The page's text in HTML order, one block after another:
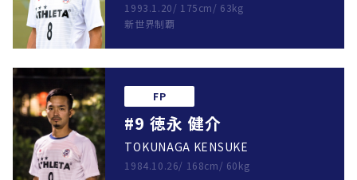
1993.1.20/ 175cm/ 63kg
新世界制覇
FP
#9 徳永 健介
TOKUNAGA KENSUKE
1984.10.26/ 168cm/ 60kg